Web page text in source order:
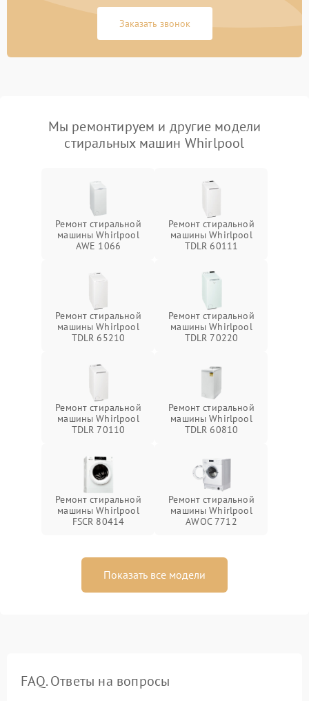
Заказать звонок
Мы ремонтируем и другие модели
стиральных машин Whirlpool
Ремонт стиральной
машины Whirlpool
AWE 1066
Ремонт стиральной
машины Whirlpool
TDLR 60111
Ремонт стиральной
машины Whirlpool
TDLR 65210
Ремонт стиральной
машины Whirlpool
TDLR 70220
Ремонт стиральной
машины Whirlpool
TDLR 70110
Ремонт стиральной
машины Whirlpool
TDLR 60810
Ремонт стиральной
машины Whirlpool
FSCR 80414
Ремонт стиральной
машины Whirlpool
AWOC 7712
Показать все модели
FAQ. Ответы на вопросы